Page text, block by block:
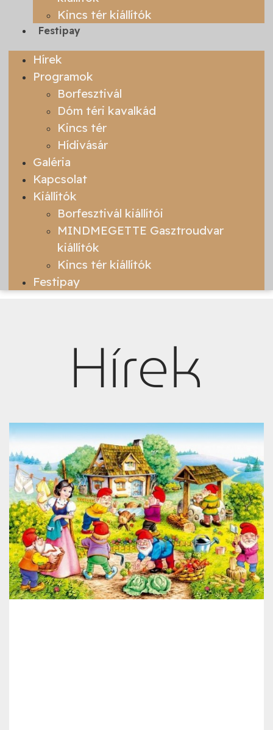
Kincs tér kiállítók
Festipay
Hírek
Programok
Borfesztivál
Dóm téri kavalkád
Kincs tér
Hídivásár
Galéria
Kapcsolat
Kiállítók
Borfesztivál kiállítói
MINDMEGETTE Gasztroudvar
kiállítók
Kincs tér kiállítók
Festipay
Hírek